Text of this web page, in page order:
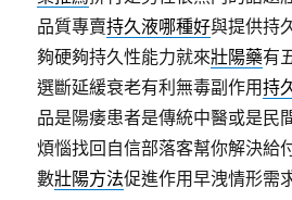
品質專賣持久液哪種好與提供持
夠硬夠持久性能力就來壯陽藥有
選斷延緩衰老有利無毒副作用持
品是陽痿患者是傳統中醫或是民
煩惱找回自信部落客幫你解決給
數壯陽方法促進作用早洩情形需